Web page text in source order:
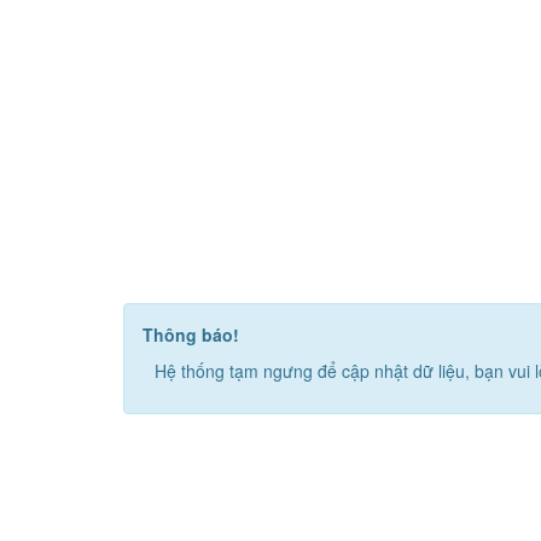
Thông báo!
Hệ thống tạm ngưng để cập nhật dữ liệu, bạn vui